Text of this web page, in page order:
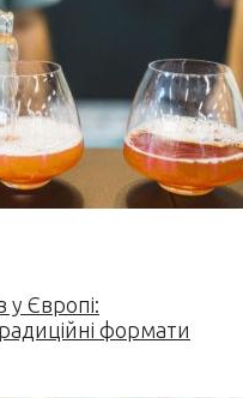
у Європі:
формати